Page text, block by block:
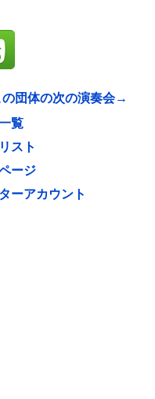
の団体の次の演奏会→
覧
スト
ージ
ーアカウント